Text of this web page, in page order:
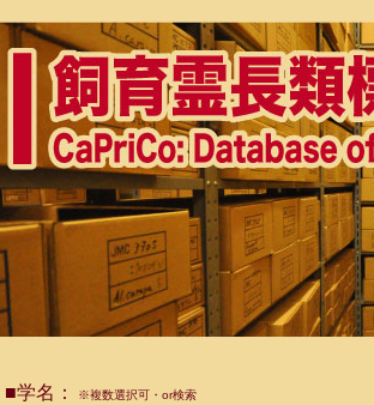
■学名： ※複数選択可・or検索